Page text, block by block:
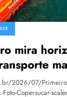
mira
2026/07/
Copersucar-